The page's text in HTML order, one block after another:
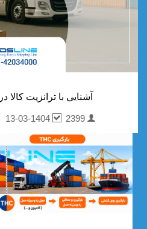
آشنایی با ترانزیت
mirsaberi mahdi
13-03-1404 2399